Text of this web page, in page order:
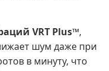
VRT Plus™,
шум даже при
в минуту, что